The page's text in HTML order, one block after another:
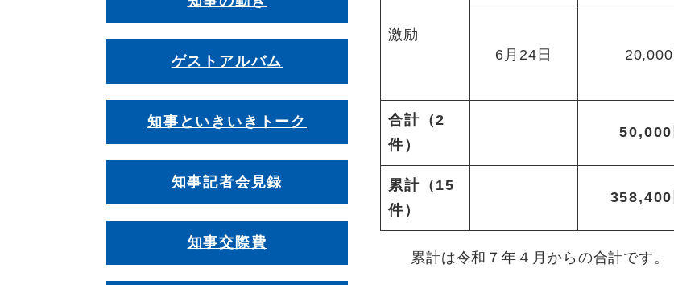
激励
6月24日 20,000
合計（2
件）
50,000
累計（15
件）
358,400
累計は令和７年４月からの合計です。
ゲストアルバム
知事といきいきトーク
知事記者会見録
知事交際費